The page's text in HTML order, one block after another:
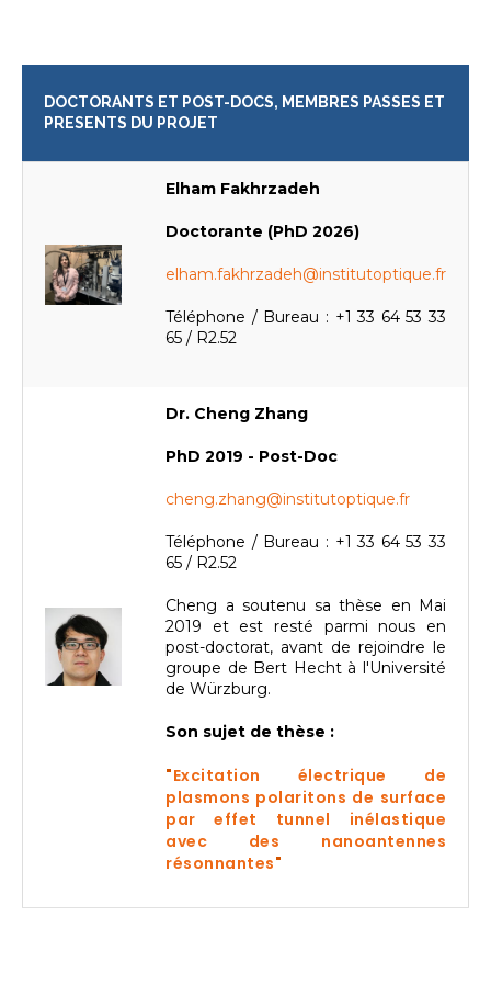
DOCTORANTS ET POST-DOCS, MEMBRES PASSES ET
PRESENTS DU PROJET
Elham Fakhrzadeh
Doctorante (PhD 2026)
elham.fakhrzadeh@institutoptique.fr
Téléphone / Bureau : +1 33 64 53 33
65 / R2.52
Dr. Cheng Zhang
PhD 2019 - Post-Doc
cheng.zhang@institutoptique.fr
Téléphone / Bureau : +1 33 64 53 33
65 / R2.52
Cheng a soutenu sa thèse en Mai
2019 et est resté parmi nous en
post-doctorat, avant de rejoindre le
groupe de Bert Hecht à l'Université
de Würzburg.
Son sujet de thèse :
"Excitation électrique de
plasmons polaritons de surface
par effet tunnel inélastique
avec des nanoantennes
résonnantes"